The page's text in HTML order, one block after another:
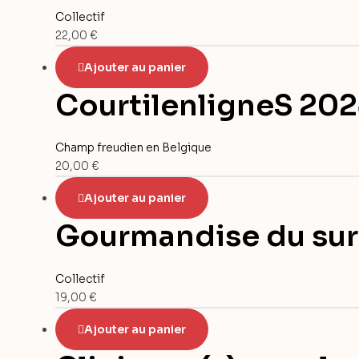
Collectif
22,00 €
Ajouter au panier
CourtilenligneS
Champ freudien en Belgique
20,00 €
Ajouter au panier
Gourmandise du
Collectif
19,00 €
Ajouter au panier